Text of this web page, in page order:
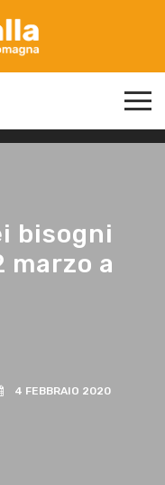
bisogni
marzo a
4 FEBBRAIO 2020